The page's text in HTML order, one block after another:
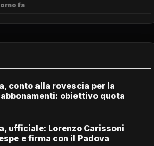
fa
conto alla rovescia per la
obiettivo quota
ufficiale: Lorenzo Carissoni
e firma con il Padova